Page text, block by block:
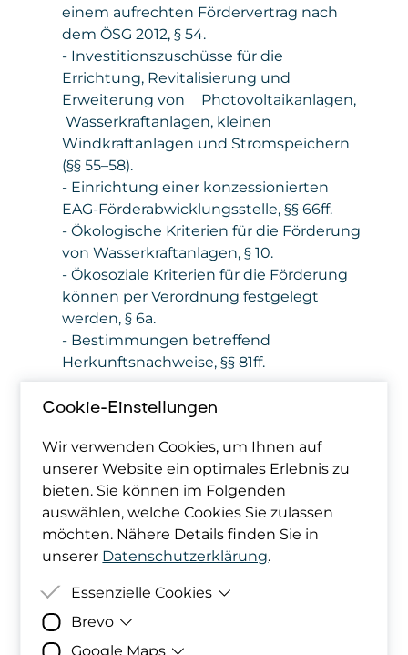
einem aufrechten Fördervertrag nach
dem ÖSG 2012, § 54.
- Investitionszuschüsse für die
Errichtung, Revitalisierung und
Erweiterung von Photovoltaikanlagen,
Wasserkraftanlagen, kleinen
Windkraftanlagen und Stromspeichern
(§§ 55–58).
- Einrichtung einer konzessionierten
EAG-Förderabwicklungsstelle, §§ 66ff.
- Ökologische Kriterien für die Förderung
von Wasserkraftanlagen, § 10.
- Ökosoziale Kriterien für die Förderung
können per Verordnung festgelegt
werden, § 6a.
- Bestimmungen betreffend
Herkunftsnachweise, §§ 81ff.
2. Ökostromgesetz
(ÖSG) 2012
Weitergeltung und Anpassung der
notwendigen Bestimmungen zur
Abwicklung der bestehenden
Förderverträge.
Angleichung der Berechnung des
Marktpreises für zugewiesene
Cookie-Einstellungen
Wir verwenden Cookies, um Ihnen auf
unserer Website ein optimales Erlebnis zu
bieten. Sie können im Folgenden
auswählen, welche Cookies Sie zulassen
möchten. Nähere Details finden Sie in
unserer Datenschutzerklärung.
Essenzielle Cookies
Zweck
berücksichtigt werden können,
Brevo
Google Maps